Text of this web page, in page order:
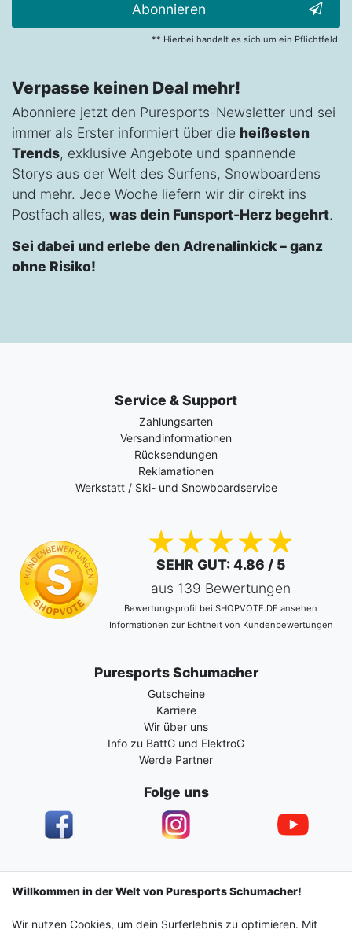
Abonnieren
** Hierbei handelt es sich um ein Pflichtfeld.
Verpasse keinen Deal mehr!
Abonniere jetzt den Puresports-Newsletter und sei
immer als Erster informiert über die heißesten
Trends, exklusive Angebote und spannende
Storys aus der Welt des Surfens, Snowboardens
und mehr. Jede Woche liefern wir dir direkt ins
Postfach alles, was dein Funsport-Herz begehrt.
Sei dabei und erlebe den Adrenalinkick – ganz
ohne Risiko!
Service & Support
Zahlungsarten
Versandinformationen
Rücksendungen
Reklamationen
Werkstatt / Ski- und Snowboardservice
SEHR GUT: 4.86 / 5
aus 139 Bewertungen
Bewertungsprofil bei SHOPVOTE.DE ansehen
Informationen zur Echtheit von Kundenbewertungen
Puresports Schumacher
Gutscheine
Karriere
Wir über uns
Info zu BattG und ElektroG
Werde Partner
Folge uns
Impressum Daten­schutz­erklärung AGB
Willkommen in der Welt von Puresports Schumacher!
Wir nutzen Cookies, um dein Surferlebnis zu optimieren. Mit